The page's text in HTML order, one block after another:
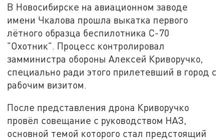
В Новосибирске на авиационном заводе
имени Чкалова прошла выкатка первого
лётного образца беспилотника С-70
"Охотник". Процесс контролировал
замминистра обороны Алексей Криворучко,
специально ради этого прилетевший в город с
рабочим визитом.
После представления дрона Криворучко
провёл совещание с руководством НАЗ,
основной темой которого стал предстоящий